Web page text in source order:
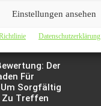
Einstellungen ansehen
Datenschutzerklärung
Der
Für
Sorgfältig
Zu Treffen